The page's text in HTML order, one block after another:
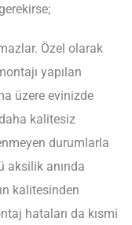
Özel olarak
yapılan
üzere evinizde
kalitesiz
durumlarla
aksilik anında
kalitesinden
hataları da kısmi